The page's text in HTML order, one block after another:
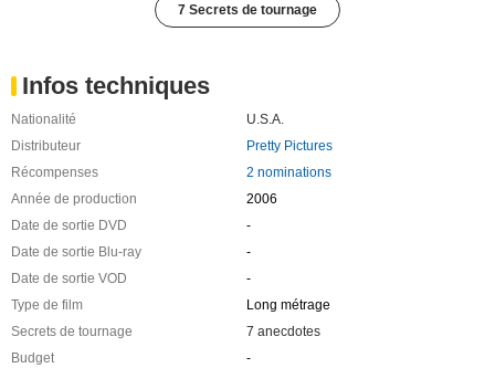
7 Secrets de tournage
Infos techniques
Nationalité
U.S.A.
Distributeur
Pretty Pictures
Récompenses
2 nominations
Année de production
2006
Date de sortie DVD
-
Date de sortie Blu-ray
-
Date de sortie VOD
-
Type de film
Long métrage
Secrets de tournage
7 anecdotes
Budget
-